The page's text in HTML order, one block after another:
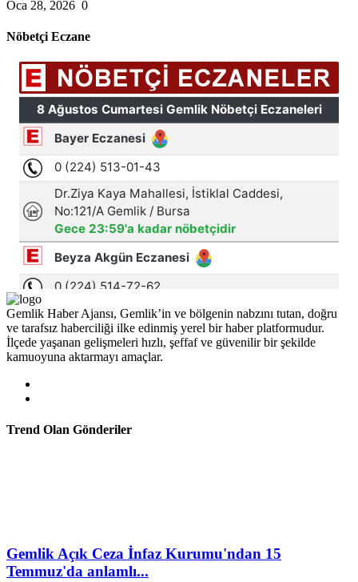
Oca 28, 2026 0
Nöbetçi Eczane
Gemlik Haber Ajansı, Gemlik’in ve bölgenin nabzını tutan, doğru
ve tarafsız haberciliği ilke edinmiş yerel bir haber platformudur.
İlçede yaşanan gelişmeleri hızlı, şeffaf ve güvenilir bir şekilde
kamuoyuna aktarmayı amaçlar.
Trend Olan Gönderiler
Gemlik Açık Ceza İnfaz Kurumu'ndan 15
Temmuz'da anlamlı...